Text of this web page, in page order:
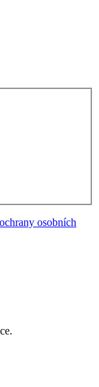
osobních